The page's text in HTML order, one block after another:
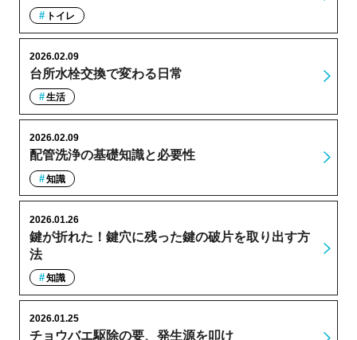
トイレ
台所水栓交換で変わる日常
2026.02.09
生活
配管洗浄の基礎知識と必要性
2026.02.09
知識
鍵が折れた！鍵穴に残った鍵の破片を取り出す方
法
2026.01.26
知識
チョウバエ駆除の要、発生源を叩け
2026.01.25